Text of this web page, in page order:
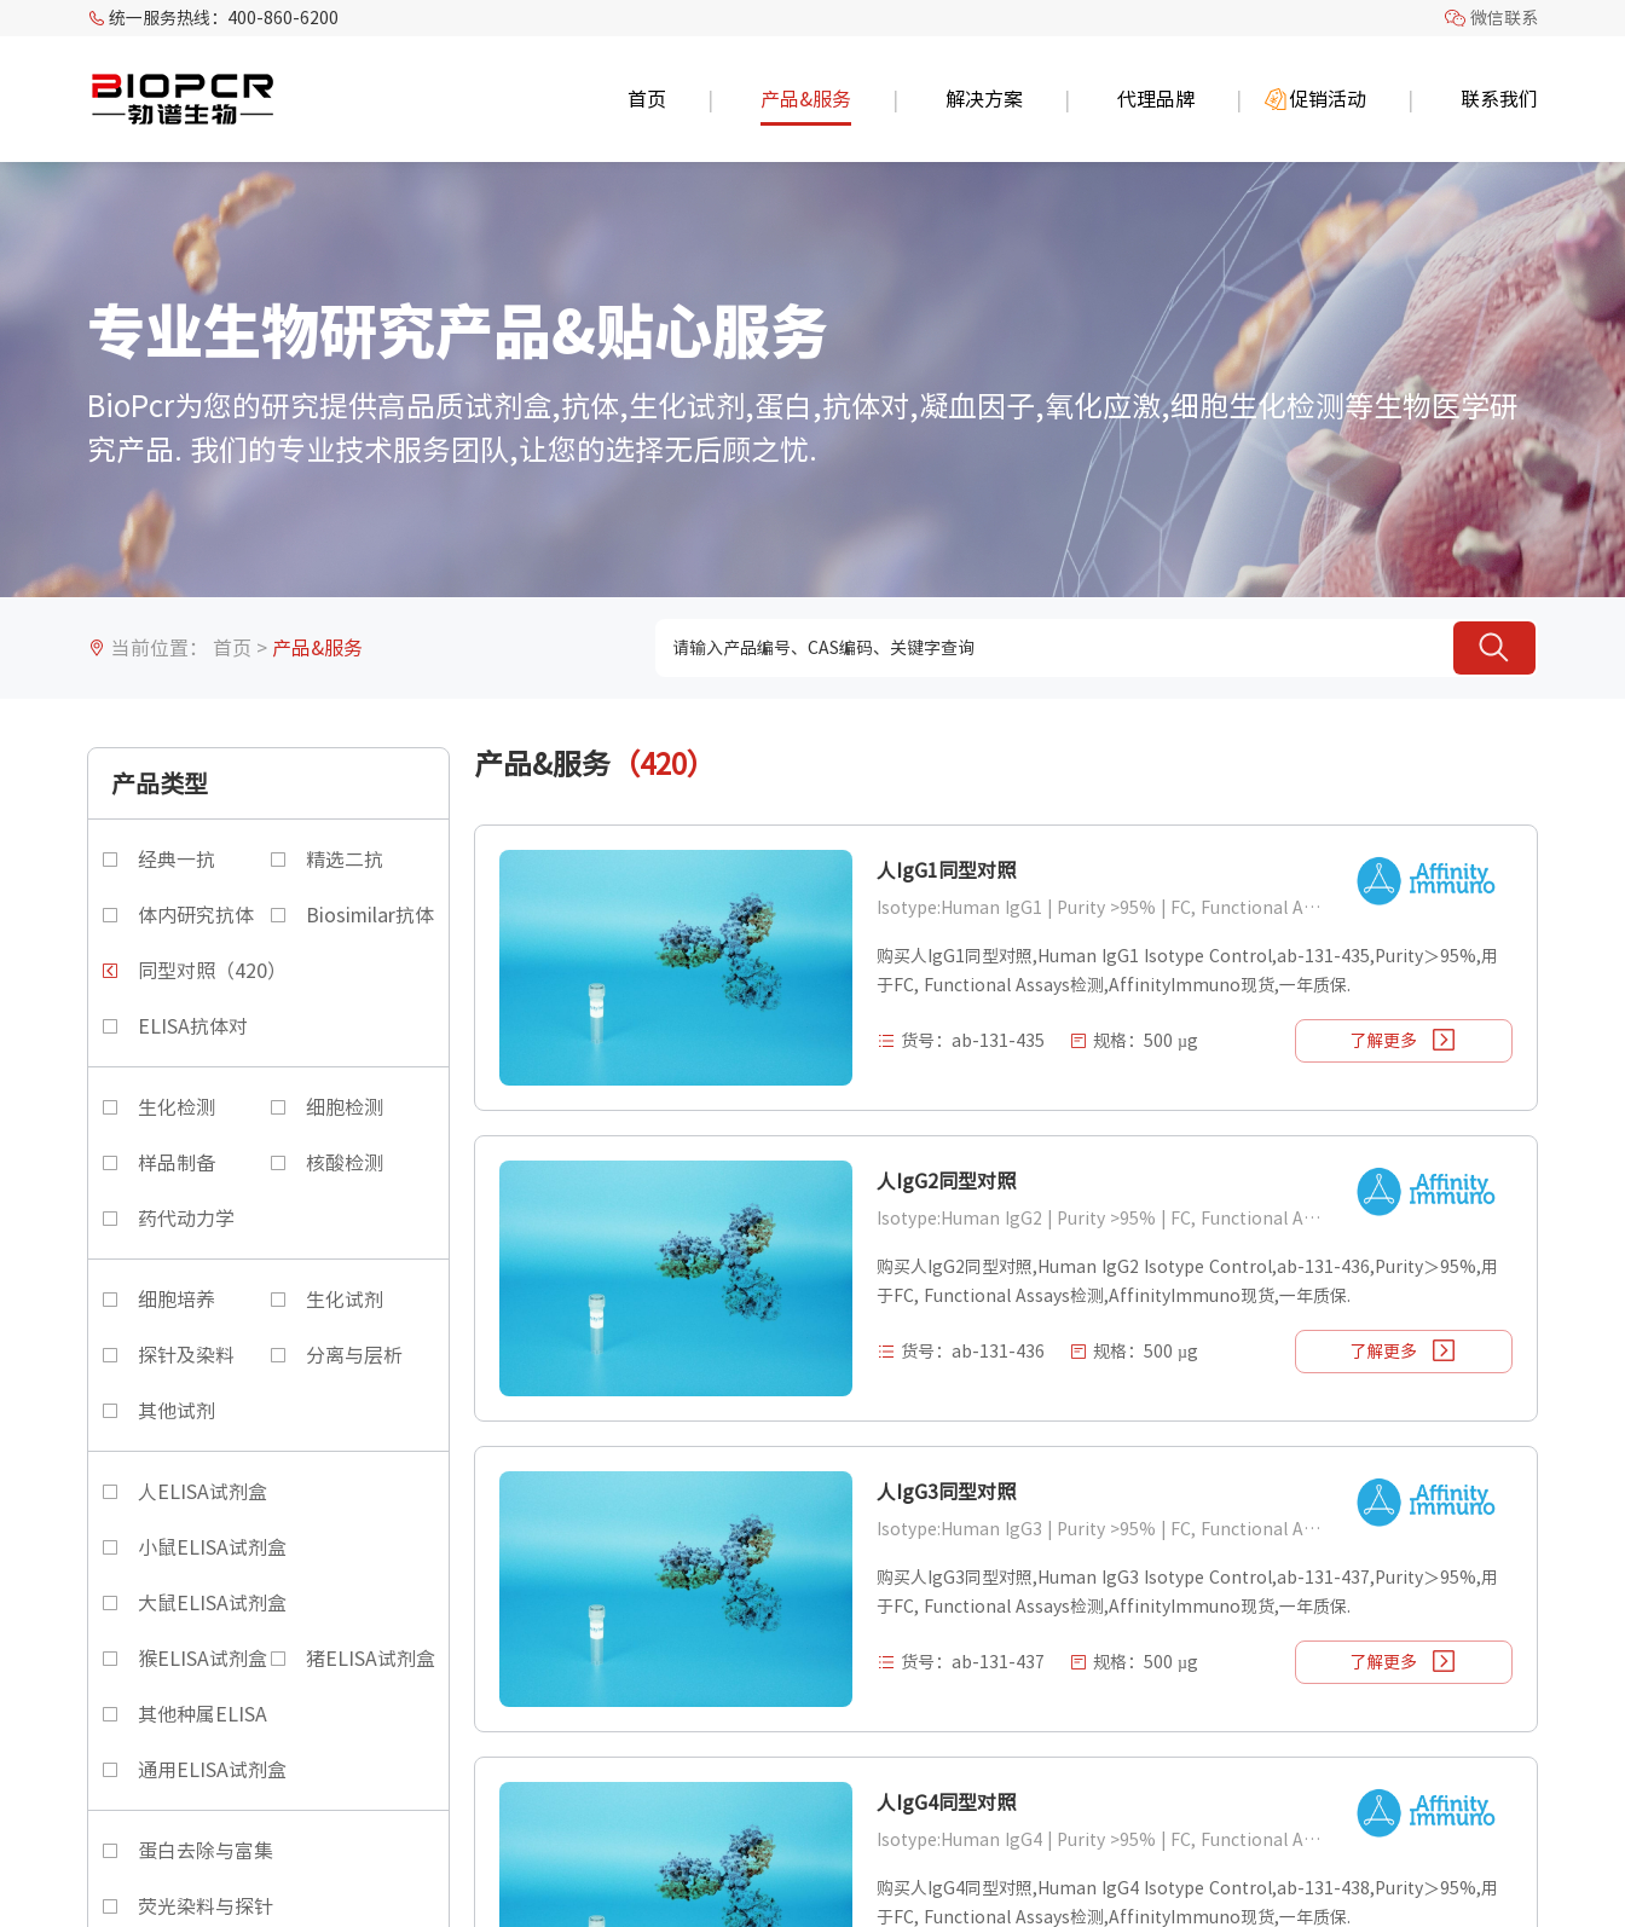
统一服务热线：400-860-6200 微信联系
首页 产品&服务 解决方案 代理品牌 促销活动 联系我们
专业生物研究产品&贴心服务
BioPcr为您的研究提供高品质试剂盒,抗体,生化试剂,蛋白,抗体对,凝血因子,氧化应激,细胞生化检测等生物医学研
究产品. 我们的专业技术服务团队,让您的选择无后顾之忧.
当前位置： 首页 > 产品&服务
产品类型
经典一抗 精选二抗
体内研究抗体 Biosimilar抗体
同型对照（420）
ELISA抗体对
生化检测 细胞检测
样品制备 核酸检测
药代动力学
细胞培养 生化试剂
探针及染料 分离与层析
其他试剂
人ELISA试剂盒
小鼠ELISA试剂盒
大鼠ELISA试剂盒
猴ELISA试剂盒 猪ELISA试剂盒
其他种属ELISA
通用ELISA试剂盒
蛋白去除与富集
荧光染料与探针
产品&服务 （420）
人IgG1同型对照
Isotype:Human IgG1 | Purity >95% | FC, Functional Assays
购买人IgG1同型对照,Human IgG1 Isotype Control,ab-131-435,Purity＞95%,用
于FC, Functional Assays检测,AffinityImmuno现货,一年质保.
货号：ab-131-435 规格：500 µg 了解更多
人IgG2同型对照
Isotype:Human IgG2 | Purity >95% | FC, Functional Assays
购买人IgG2同型对照,Human IgG2 Isotype Control,ab-131-436,Purity＞95%,用
于FC, Functional Assays检测,AffinityImmuno现货,一年质保.
货号：ab-131-436 规格：500 µg 了解更多
人IgG3同型对照
Isotype:Human IgG3 | Purity >95% | FC, Functional Assays
购买人IgG3同型对照,Human IgG3 Isotype Control,ab-131-437,Purity＞95%,用
于FC, Functional Assays检测,AffinityImmuno现货,一年质保.
货号：ab-131-437 规格：500 µg 了解更多
人IgG4同型对照
Isotype:Human IgG4 | Purity >95% | FC, Functional Assays
购买人IgG4同型对照,Human IgG4 Isotype Control,ab-131-438,Purity＞95%,用
于FC, Functional Assays检测,AffinityImmuno现货,一年质保.